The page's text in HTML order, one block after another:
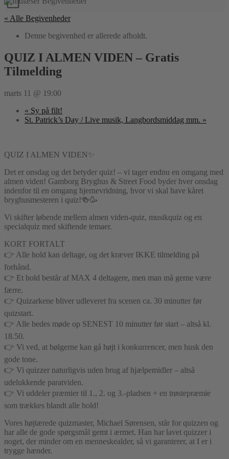
« Alle Begivenheder
Denne begivenhed er allerede afholdt.
QUIZ I ALMEN VIDEN – Gratis
Tilmelding
marts 11 @ 19:00
« Sy på filt!
St. Patrick’s Day / Live musik, Langbordsmiddag mm. »
QUIZ I ALMEN VIDEN✨
Det er onsdag og det betyder quiz! – vi tager endnu en omgang med
almen viden! Gamborg Bryghus & Street Food byder hver onsdag
indenfor til en omgang hjernevridning, hvor vi skal have kåret
bryghusmesteren i quiz!🍻🥳
Vi skifter løbende mellem almen viden-quiz, musikquiz og en
specialquiz med skiftende temaer.
KORT FORTALT
👉 Alle hold kan deltage, og det kræver IKKE tilmelding på
forhånd.
👉 Et hold består af MAX 4 deltagere, men man må gerne være
færre.
👉 Quizarkene bliver udleveret fra scenen ca. 30 minutter før
quizstart.
👉 Alle bedes møde op SENEST 10 minutter før start – altså kl.
18.50.
👉 Vi ved, at bølgerne kan gå højt i konkurrencer, men husk den
gode tone.
👉 Vi quizzer naturligvis uden brug af hjælpemidler – altså
udelukkende paratviden.
👉 Vi uddeler præmier til 1., 2. og 3.-pladsen + en trøstepræmie
som trækkes blandt alle hold!
Vores højtærede quizmaster, Michael Sørensen, står for quizzen og
har alle de gode spørgsmål gemt i ærmet. Han har lavet quizzer i
noget, der minder om en menneskealder, så vi garanterer, at I er i
trygge hænder.